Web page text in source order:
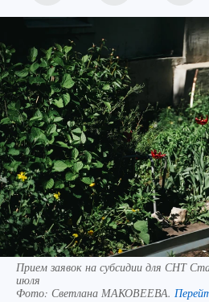
Прием заявок на субсидии для СНТ
июля
Фото: Светлана МАКОВЕЕВА.